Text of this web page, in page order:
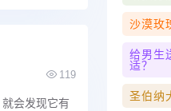
119
会发现它有
沙漠玫
给男生
适？
圣伯纳